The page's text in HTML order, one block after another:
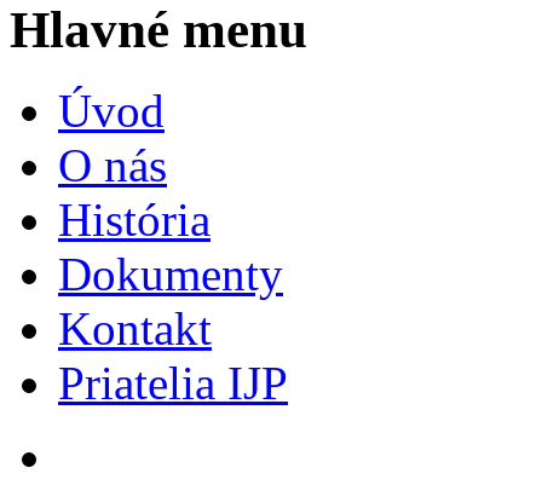
Hlavné menu
Úvod
O nás
História
Dokumenty
Kontakt
Priatelia IJP